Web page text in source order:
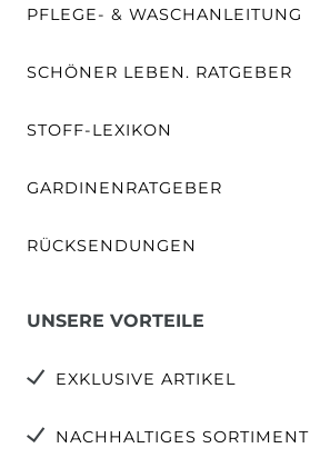
PFLEGE- & WASCHANLEITUNG
SCHÖNER LEBEN. RATGEBER
STOFF-LEXIKON
GARDINENRATGEBER
RÜCKSENDUNGEN
UNSERE VORTEILE
EXKLUSIVE ARTIKEL
NACHHALTIGES SORTIMENT